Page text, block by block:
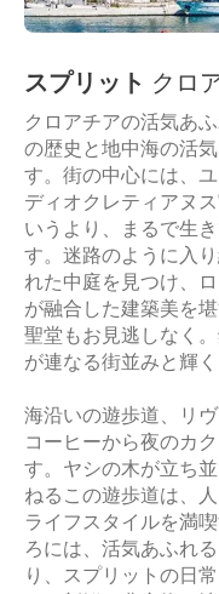
スプリット クロ
クロアチアの活気あ
の歴史と地中海の活
す。街の中心には、
ディオクレティアヌ
いうより、まるで生
す。迷路のように入
れた中庭を見つけ、
が融合した建築美を
聖堂もお見逃しなく
が連なる街並みと輝
海沿いの遊歩道、リ
コーヒーから夜のカ
す。ヤシの木が立ち
ねるこの遊歩道は、
ライフスタイルを満
ろには、活気あふれ
り、スプリットの日